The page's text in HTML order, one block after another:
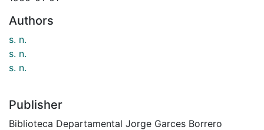
Authors
s. n.
s. n.
s. n.
Publisher
Biblioteca Departamental Jorge Garces Borrero